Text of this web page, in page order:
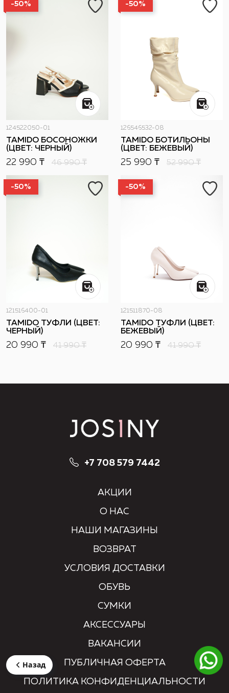
-50%
124522050-01
TAMIDO БОСОНОЖКИ
(ЦВЕТ: ЧЕРНЫЙ)
22 990 ₸ 46 990₸
-50%
126546532-08
TAMIDO БОТИЛЬОНЫ
(ЦВЕТ: БЕЖЕВЫЙ)
25 990 ₸ 52 990₸
-50%
121516400-01
TAMIDO ТУФЛИ (ЦВЕТ:
ЧЕРНЫЙ)
20 990 ₸ 41 990₸
-50%
121511870-08
TAMIDO ТУФЛИ (ЦВЕТ:
БЕЖЕВЫЙ)
20 990 ₸ 41 990₸
+7 708 579 7442
АКЦИИ
О НАС
НАШИ МАГАЗИНЫ
ВОЗВРАТ
УСЛОВИЯ ДОСТАВКИ
ОБУВЬ
СУМКИ
АКСЕССУАРЫ
ВАКАНСИИ
ПУБЛИЧНАЯ ОФЕРТА
ПОЛИТИКА КОНФИДЕНЦИАЛЬНОСТИ
Назад